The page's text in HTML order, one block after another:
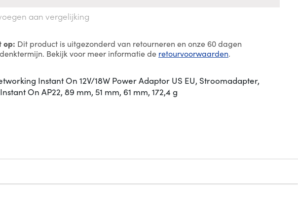
aan vergelijking
op: Dit product is uitgezonderd van retourneren en onze 60 dagen
Bekijk voor meer informatie de retourvoorwaarden.
Instant On 12V/18W Power Adaptor US EU, Stroomadapter,
On AP22, 89 mm, 51 mm, 61 mm, 172,4 g